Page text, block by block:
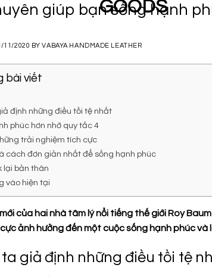
giúp bạn sống hạnh
11/2020 BYVABAYA HANDMADE LEATHER
bài viết
định những điều tồi tệ nhất
phúc hơn nhờ quy tắc 4
trải nghiệm tích cực
cách đơn giản nhất để sống hạnh phúc
lại bản thân
vào hiện tại
của hai nhà tâm lý nổi tiếng thế giới Roy
ảnh hưởng đến một cuộc sống hạnh phúc và
giả định những điều tồi tệ